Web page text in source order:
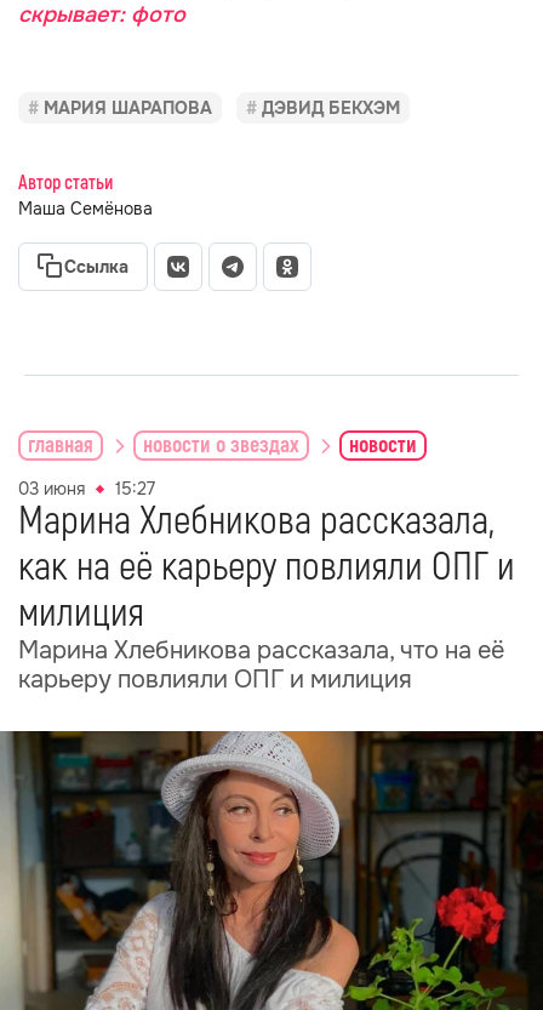
скрывает: фото
МАРИЯ ШАРАПОВА ДЭВИД БЕКХЭМ
Автор статьи
Маша Семёнова
Ссылка
главная новости о звездах новости
03 июня 15:27
Марина Хлебникова рассказала,
как на её карьеру повлияли ОПГ и
милиция
Марина Хлебникова рассказала, что на её
карьеру повлияли ОПГ и милиция